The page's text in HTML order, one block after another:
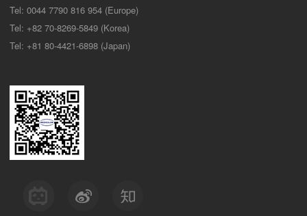
Tel: 0044 7790 816 954 (Europe)
Tel: +82 70-8269-5849 (Korea)
Tel: +81 80-4421-6898 (Japan)